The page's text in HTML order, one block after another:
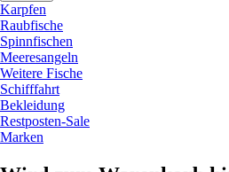
Karpfen
Raubfische
Spinnfischen
Meeresangeln
Weitere Fische
Schifffahrt
Bekleidung
Restposten-Sale
Marken